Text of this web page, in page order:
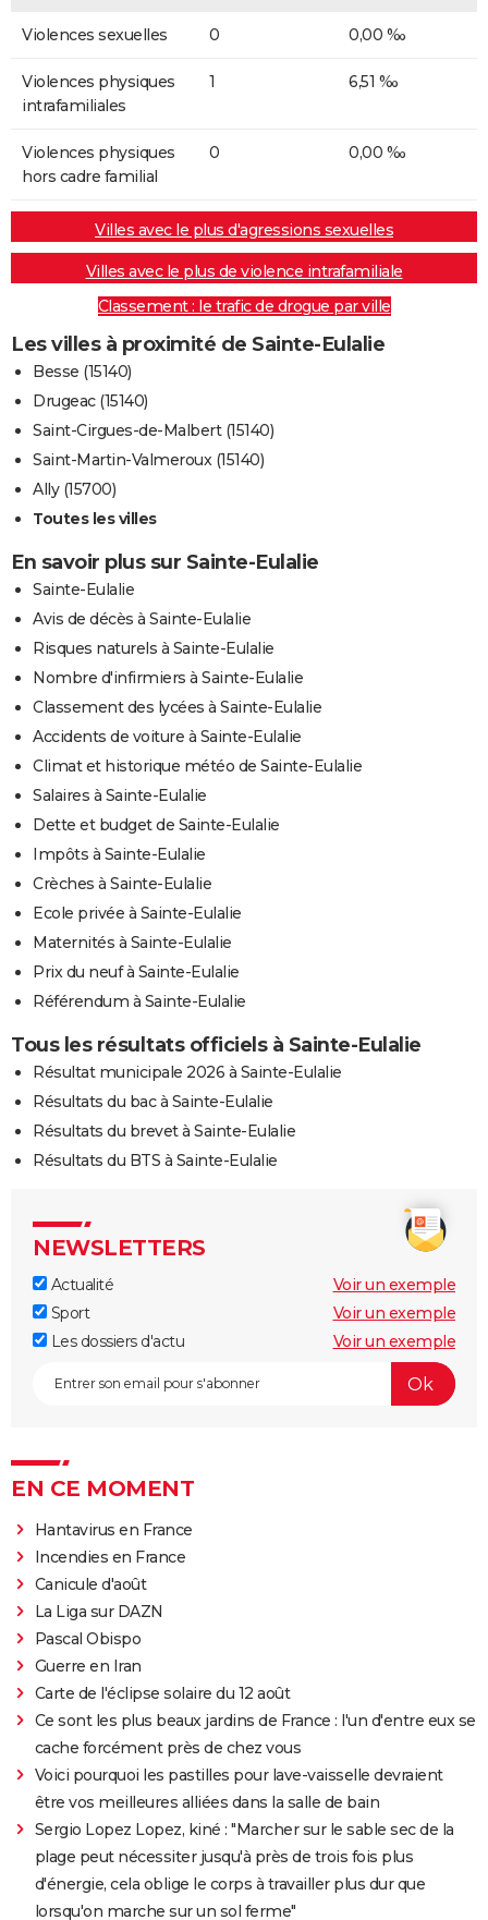
Violences sexuelles 0 0,00 ‰
Violences physiques
intrafamiliales
1 6,51 ‰
Violences physiques
hors cadre familial
0 0,00 ‰
Villes avec le plus d'agressions sexuelles
Villes avec le plus de violence intrafamiliale
Classement : le trafic de drogue par ville
Les villes à proximité de Sainte-Eulalie
Besse (15140)
Drugeac (15140)
Saint-Cirgues-de-Malbert (15140)
Saint-Martin-Valmeroux (15140)
Ally (15700)
Toutes les villes
En savoir plus sur Sainte-Eulalie
Sainte-Eulalie
Avis de décès à Sainte-Eulalie
Risques naturels à Sainte-Eulalie
Nombre d'infirmiers à Sainte-Eulalie
Classement des lycées à Sainte-Eulalie
Accidents de voiture à Sainte-Eulalie
Climat et historique météo de Sainte-Eulalie
Salaires à Sainte-Eulalie
Dette et budget de Sainte-Eulalie
Impôts à Sainte-Eulalie
Crèches à Sainte-Eulalie
Ecole privée à Sainte-Eulalie
Maternités à Sainte-Eulalie
Prix du neuf à Sainte-Eulalie
Référendum à Sainte-Eulalie
Tous les résultats officiels à Sainte-Eulalie
Résultat municipale 2026 à Sainte-Eulalie
Résultats du bac à Sainte-Eulalie
Résultats du brevet à Sainte-Eulalie
Résultats du BTS à Sainte-Eulalie
NEWSLETTERS
Actualité
Voir un exemple
Sport
Voir un exemple
Les dossiers d'actu
Voir un exemple
EN CE MOMENT
Hantavirus en France
Incendies en France
Canicule d'août
La Liga sur DAZN
Pascal Obispo
Guerre en Iran
Carte de l'éclipse solaire du 12 août
Ce sont les plus beaux jardins de France : l'un d'entre eux se
cache forcément près de chez vous
Voici pourquoi les pastilles pour lave-vaisselle devraient
être vos meilleures alliées dans la salle de bain
Sergio Lopez Lopez, kiné : "Marcher sur le sable sec de la
plage peut nécessiter jusqu'à près de trois fois plus
d'énergie, cela oblige le corps à travailler plus dur que
lorsqu'on marche sur un sol ferme"